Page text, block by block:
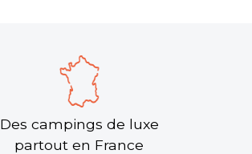
Des campings de luxe
partout en France